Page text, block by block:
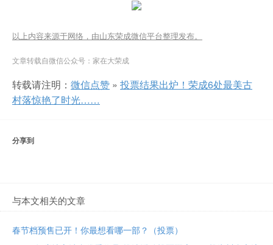
以上内容来源于网络，由山东荣成微信平台整理发布。
文章转载自微信公众号：家在大荣成
转载请注明： 微信点赞 » 投票结果出炉！荣成6处最美古
村落惊艳了时光……
分享到
与本文相关的文章
春节档预售已开！你最想看哪一部？（投票）